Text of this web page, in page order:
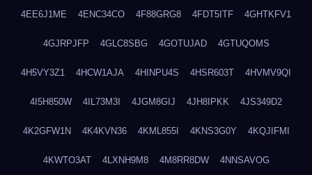
4EE6J1ME 4ENC34CO 4F88GRG8 4FDT5ITF 4GHTKFV1
4GJRPJFP 4GLC8SBG 4GOTUJAD 4GTUQOMS
4H5VY3Z1 4HCW1AJA 4HINPU4S 4HSR603T 4HVMV9QI
4I5H850W 4IL73M3I 4JGM8GIJ 4JH8IPKK 4JS349D2
4K2GFW1N 4K4KVN36 4KML855I 4KNS3G0Y 4KQJIFMI
4KWTO3AT 4LXNH9M8 4M8RR8DW 4NNSAVOG